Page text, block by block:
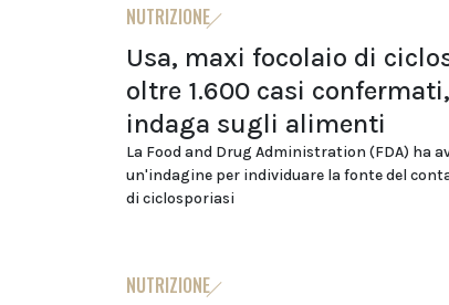
NUTRIZIONE
Usa, maxi focolaio di
oltre 1.600 casi
indaga sugli alimenti
La Food and Drug Administration (FDA) ha
un'indagine per individuare la fonte del
di ciclosporiasi
NUTRIZIONE